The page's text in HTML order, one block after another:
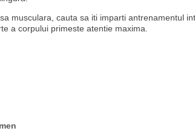
musculara, cauta sa iti imparti antrenamentul
a corpului primeste atentie maxima.